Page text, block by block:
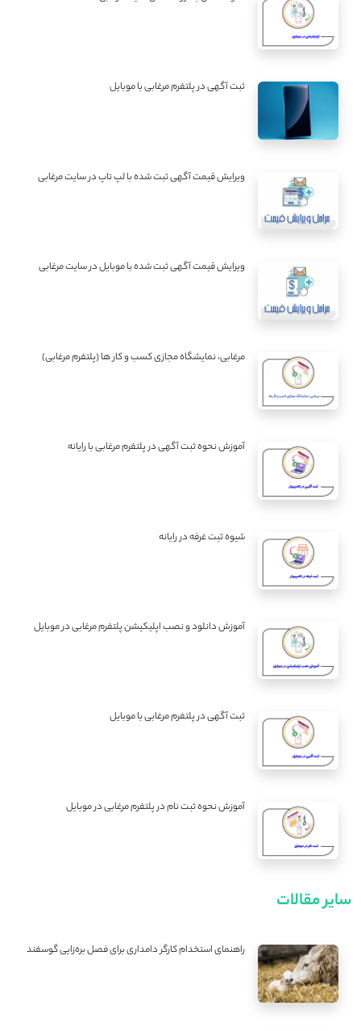
ثبت آگهی در پلتفرم مرغابی با موبایل
ویرایش قیمت آگهی ثبت شده با لپ تاپ در سایت مرغابی
ویرایش قیمت آگهی ثبت شده با موبایل در سایت مرغابی
مرغابی، نمایشگاه مجازی کسب و کار ها (پلتفرم مرغابی)
آموزش نحوه ثبت آگهی در پلتفرم مرغابی با رایانه
شیوه ثبت غرفه در رایانه
آموزش دانلود و نصب اپلیکیشن پلتفرم مرغابی در موبایل
ثبت آگهی در پلتفرم مرغابی با موبایل
آموزش نحوه ثبت نام در پلتفرم مرغابی در موبایل
سایر مقالات
راهنمای استخدام کارگر دامداری برای فصل بره‌زایی گوسفند